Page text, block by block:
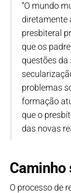
“O mundo
diretamente
presbiteral
que os
questões
problemas
formação
que o
das novas
Caminho
O processo de